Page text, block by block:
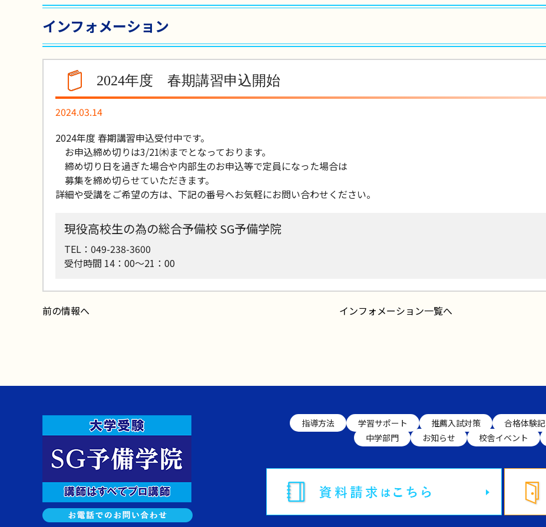
インフォメーション
2024年度 春期講習申込開始
2024.03.14
2024年度 春期講習申込受付中です。
お申込締め切りは3/21㈭までとなっております。
締め切り日を過ぎた場合や内部生のお申込等で定員になった場合は
募集を締め切らせていただきます。
詳細や受講をご希望の方は、下記の番号へお気軽にお問い合わせください。
現役高校生の為の総合予備校 SG予備学院
TEL：049-238-3600
受付時間 14：00～21：00
前の情報へ インフォメーション一覧へ
指導方法 学習サポート 推薦入試対策 合格体験記
中学部門
お知らせ 校舎イベント